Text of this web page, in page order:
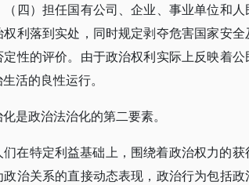
四）担任国有公司、企业、事业单位和
利落到实处，同时规定剥夺危害国家安
性的评价。由于政治权利实际上反映着
活的良性运行。
是政治法治化的第二要素。
在特定利益基础上，围绕着政治权力的
治关系的直接动态表现，政治行为包括